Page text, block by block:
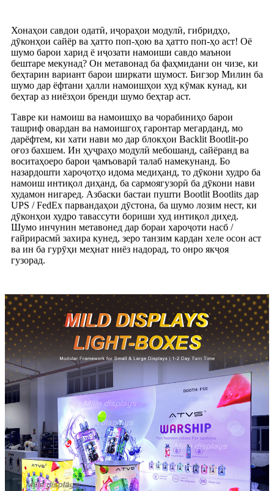
Хонаҳои савдои одатӣ, иҷораҳои модулӣ, гибридҳо,
дӯконҳои сайёр ва ҳатто поп-ҳою ва ҳатто поп-ҳо аст! Оё
шумо барои харид ё иҷозати намоиши савдо маънои
бештаре мекунад? Он метавонад ба фаҳмидани он чизе, ки
беҳтарин вариант барои ширкати шумост. Бигзор Милин ба
шумо дар ёфтани ҳалли намоишҳои худ кӯмак кунад, ки
беҳтар аз ниёзҳои бренди шумо беҳтар аст.
Тавре ки намоиш ва намоишҳо ва чорабиниҳо барои
ташриф овардан ва намоишгоҳ гаронтар мегарданд, мо
дарёфтем, ки хати нави мо дар блокҳои Backlit Bootlit-ро
оғоз бахшем. Ин ҳуҷраҳо модулӣ мебошанд, сайёранд ва
воситаҳоеро барои ҷамъоварӣ талаб намекунанд. Бо
назардошти хароҷотҳо идома медиҳанд, то дӯкони худро ба
намоиш интиқол диҳанд, ба сармоягузорӣ ба дӯкони нави
худамон нигаред. Азбаски бастаи пушти Bootlit Bootlits дар
UPS / FedEx парвандаҳои дӯстона, ба шумо лозим нест, ки
дӯконҳои худро тавассути бориши худ интиқол диҳед.
Шумо инчунин метавонед дар бораи хароҷоти насб /
ғайрирасмӣ захира кунед, зеро танзим кардан хеле осон аст
ва ин ба гурӯҳи меҳнат ниёз надорад, то онро якҷоя
гузорад.